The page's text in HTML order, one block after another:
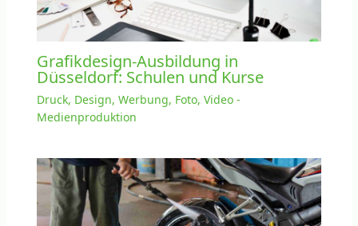
Grafikdesign-Ausbildung in
Düsseldorf: Schulen und Kurse
Druck, Design, Werbung, Foto, Video -
Medienproduktion